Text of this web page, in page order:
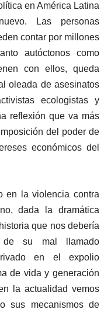
en América Latina
Las personas
contar por millones
autóctonos como
con ellos, queda
oleada de asesinatos
ecologistas y
reflexión que va más
del poder de
económicos del
en la violencia contra
dada la dramática
que nos debería
de su mal llamado
en el expolio
de vida y generación
la actualidad vemos
sus mecanismos de